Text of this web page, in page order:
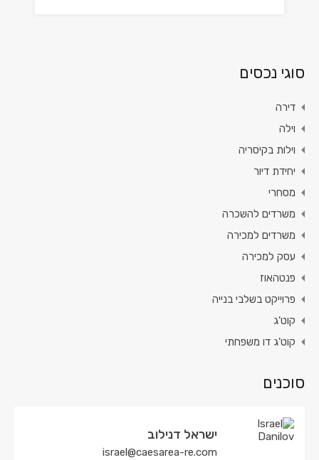
סוכנים
ישראל דנילוב
israel@caesarea-re.com
סוגי נכסים
דירה
וילה
וילות בקיסריה
יחידת דיור
מסחרי
משרדים להשכרה
משרדים למכירה
עסק למכירה
פנטהאוז
פרוייקט בשלבי בנייה
קוט'ג
קוט'ג דו משפחתי